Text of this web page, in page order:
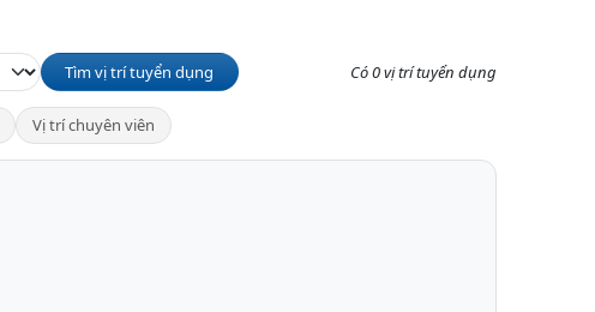
Tìm vị trí tuyển dụng Có 0 vị trí tuyển dụng
Vị trí chuyên viên